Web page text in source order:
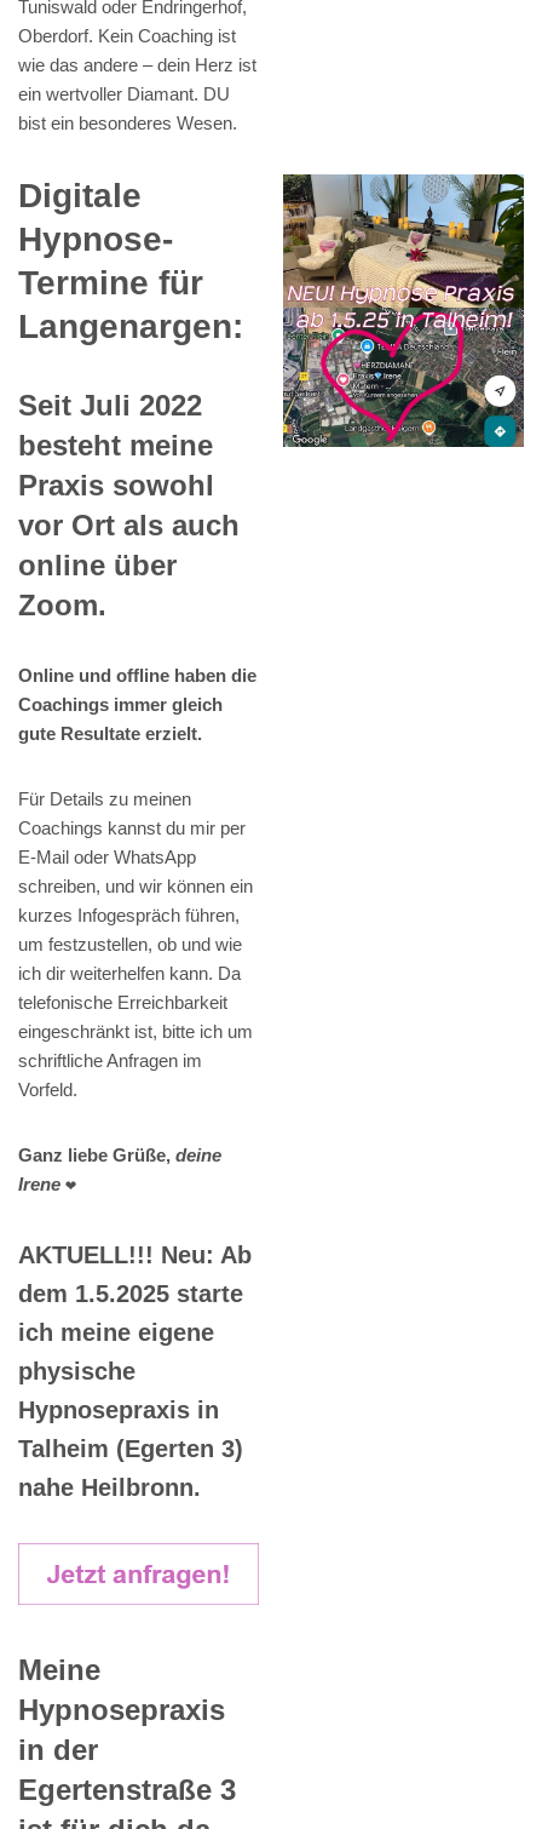
Tuniswald oder Endringerhof,
Oberdorf. Kein Coaching ist
wie das andere – dein Herz ist
ein wertvoller Diamant. DU
bist ein besonderes Wesen.
Digitale
Hypnose-
Termine für
Langenargen:
Seit Juli 2022
besteht meine
Praxis sowohl
vor Ort als auch
online über
Zoom.
Online und offline haben die
Coachings immer gleich
gute Resultate erzielt.
Für Details zu meinen
Coachings kannst du mir per
E-Mail oder WhatsApp
schreiben, und wir können ein
kurzes Infogespräch führen,
um festzustellen, ob und wie
ich dir weiterhelfen kann. Da
telefonische Erreichbarkeit
eingeschränkt ist, bitte ich um
schriftliche Anfragen im
Vorfeld.
Ganz liebe Grüße, deine
Irene ❤️
AKTUELL!!! Neu: Ab
dem 1.5.2025 starte
ich meine eigene
physische
Hypnosepraxis in
Talheim (Egerten 3)
nahe Heilbronn.
Meine
Hypnosepraxis
in der
Egertenstraße 3